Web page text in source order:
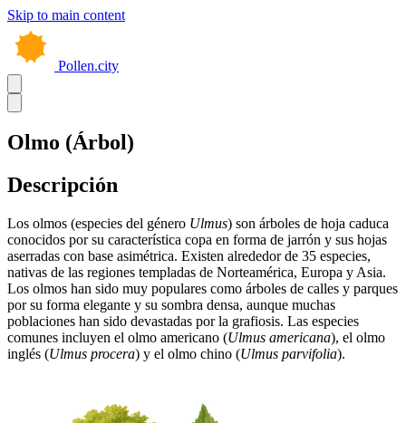
Skip to main content
Pollen.city
Olmo (Árbol)
Descripción
Los olmos (especies del género Ulmus) son árboles de hoja caduca
conocidos por su característica copa en forma de jarrón y sus hojas
aserradas con base asimétrica. Existen alrededor de 35 especies,
nativas de las regiones templadas de Norteamérica, Europa y Asia.
Los olmos han sido muy populares como árboles de calles y parques
por su forma elegante y su sombra densa, aunque muchas
poblaciones han sido devastadas por la grafiosis. Las especies
comunes incluyen el olmo americano (Ulmus americana), el olmo
inglés (Ulmus procera) y el olmo chino (Ulmus parvifolia).